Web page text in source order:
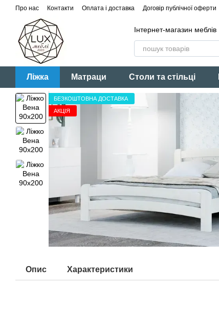
Перейти до основного контенту
Про нас Контакти Оплата і доставка Договір публічної оферти
Інтернет-магазин меблів
Ліжка Матраци Столи та стільці
БЕЗКОШТОВНА ДОСТАВКА
АКЦІЯ
Опис Характеристики